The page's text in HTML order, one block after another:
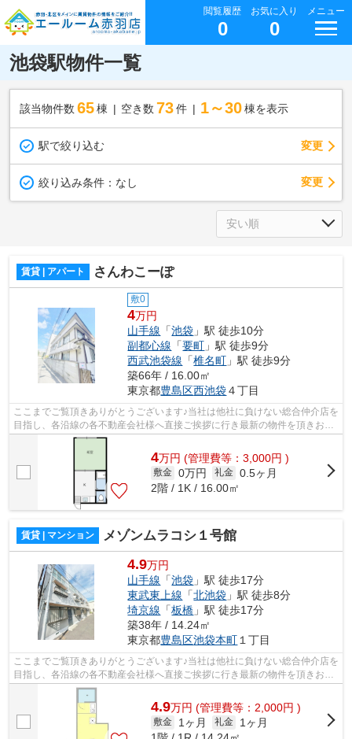
閲覧履歴
0
お気に入り
0
メニュー
池袋駅物件一覧
該当物件数 65棟 空き数 73 件 1～30 棟を表示
駅で絞り込む 変更
絞り込み条件： なし 変更
賃貸 | アパート さんわこーぽ
敷0
4万円
山手線 「池袋 」駅 徒歩10分
副都心線 「要町 」駅 徒歩9分
西武池袋線 「椎名町 」駅 徒歩9分
築66年 / 16.00㎡
東京都豊島区西池袋４丁目
ここまでご覧頂きありがとうございます♪当社は他社に負けない総合仲介店を
目指し、各沿線の各不動産会社様へ直接ご挨拶に行き最新の物件を頂きお客
様へ提供しております！最新の情報は...
4万円 (管理費等：3,000円 )
敷金 0万円 礼金 0.5ヶ月
2階 / 1K / 16.00㎡
賃貸 | マンション メゾンムラコシ１号館
4.9万円
山手線 「池袋 」駅 徒歩17分
東武東上線 「北池袋 」駅 徒歩8分
埼京線 「板橋 」駅 徒歩17分
築38年 / 14.24㎡
東京都豊島区池袋本町 １丁目
ここまでご覧頂きありがとうございます♪当社は他社に負けない総合仲介店を
目指し、各沿線の各不動産会社様へ直接ご挨拶に行き最新の物件を頂きお客
様へ提供しております！最新の情報は...
4.9万円 (管理費等：2,000円 )
敷金 1ヶ月 礼金
1ヶ月